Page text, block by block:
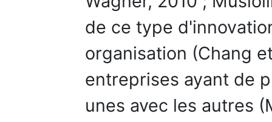
de ce type
organisation (Chang
entreprises ayant de
unes avec les autres